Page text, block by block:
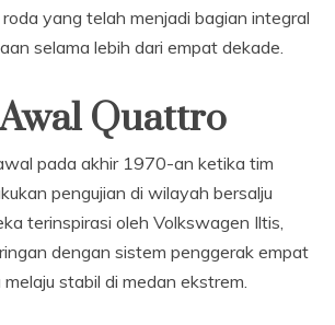
yang telah menjadi bagian integral
selama lebih dari empat dekade.
Quattro
pada akhir 1970-an ketika tim
pengujian di wilayah bersalju
terinspirasi oleh Volkswagen Iltis,
dengan sistem penggerak empat
stabil di medan ekstrem.